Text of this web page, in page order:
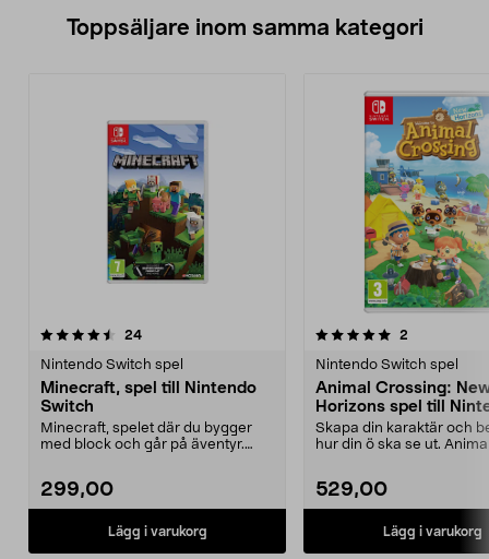
Toppsäljare inom samma kategori
24recensioner
Nintendo Switch spel
Minecraft, spel till Nintendo
Switch
Minecraft, spelet där du bygger
med block och går på äventyr.
299,00
Lägg i varukorg
5.0 av 5 stjärnor 2
Nintendo Switch spel
Animal Crossing:
Horizons spel till
Switch
Skapa din karaktär och
hur din ö ska se ut.
529,00
Lägg i varukorg
5.0 av 5 stjärnor